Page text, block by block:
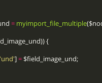
=myimport_file_multiple
($field_image_und)) {
] =
$field_image_und;